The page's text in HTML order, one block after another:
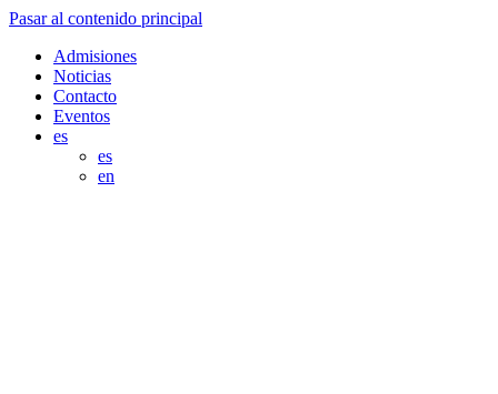
Pasar al contenido principal
Admisiones
Noticias
Contacto
Eventos
es
es
en